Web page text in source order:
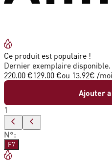
Ce produit est populaire !
Dernier exemplaire disponible.
220.00 €129.00 €ou 13.92€ /
Ajouter
1
N°:
F7